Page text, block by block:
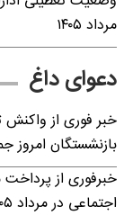
مرداد ۱۴۰۵
دعوای داغ
خبر فوری از واکنش
بازنشستگان امروز جمعه ۱۶
خبرفوری از
اجتماعی در مرداد ۱۴۰۵